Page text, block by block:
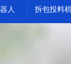
人 拆包投料